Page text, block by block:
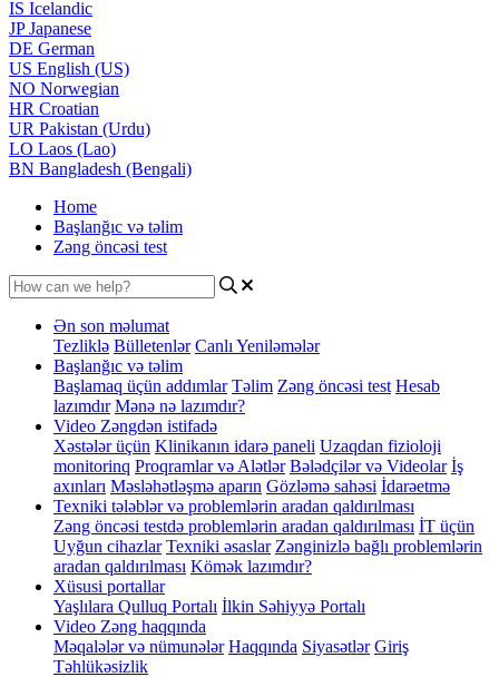
IS Icelandic
JPJapanese
DE German
US English (US)
NO Norwegian
HR Croatian
UR Pakistan (Urdu)
LO Laos (Lao)
BN Bangladesh (Bengali)
Home
Başlanğıc və təlim
Zəng öncəsi test
Ən son məlumat
Tezliklə Bülletenlər Canlı Yeniləmələr
Başlanğıc və təlim
Başlamaq üçün addımlar Təlim Zəng öncəsi test Hesab
lazımdır Mənə nə lazımdır?
Video Zəngdən istifadə
Xəstələr üçün Klinikanın idarə paneli Uzaqdan fizioloji
monitorinq Proqramlar və Alətlər Bələdçilər və Videolar İş
axınları Məsləhətləşmə aparın Gözləmə sahəsi İdarəetmə
Texniki tələblər və problemlərin aradan qaldırılması
Zəng öncəsi testdə problemlərin aradan qaldırılması İT üçün
Uyğun cihazlar Texniki əsaslar Zənginizlə bağlı problemlərin
aradan qaldırılması Kömək lazımdır?
Xüsusi portallar
Yaşlılara Qulluq Portalı İlkin Səhiyyə Portalı
Video Zəng haqqında
Məqalələr və nümunələr Haqqında Siyasətlər Giriş
Təhlükəsizlik